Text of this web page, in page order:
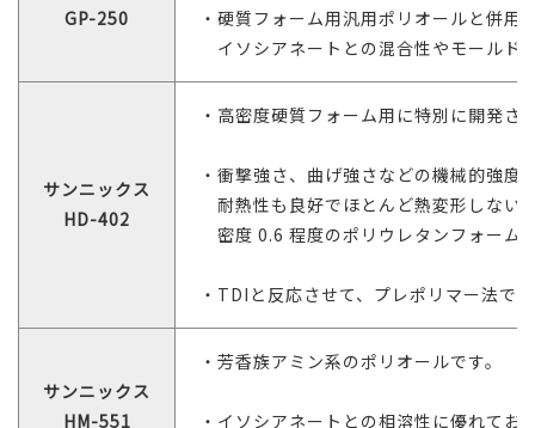
GP-250
・硬質フォーム用汎用ポリオールと併用
イソシアネートとの混合性やモールド
サンニックス
HD-402
・高密度硬質フォーム用に特別に開発さ
・衝撃強さ、曲げ強さなどの機械的強度
耐熱性も良好でほとんど熱変形しない
密度 0.6 程度のポリウレタンフォーム
・TDIと反応させて、プレポリマー法で
サンニックス
HM-551
・芳香族アミン系のポリオールです。
・イソシアネートとの相溶性に優れて